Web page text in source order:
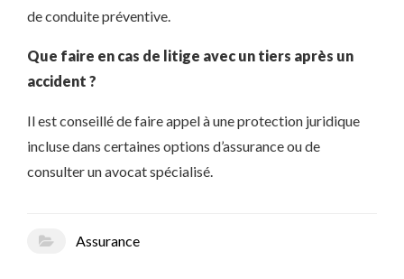
de conduite préventive.
Que faire en cas de litige avec un tiers après un
accident ?
Il est conseillé de faire appel à une protection juridique
incluse dans certaines options d’assurance ou de
consulter un avocat spécialisé.
Assurance